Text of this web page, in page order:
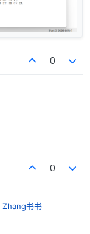
0
0
Zhang书书